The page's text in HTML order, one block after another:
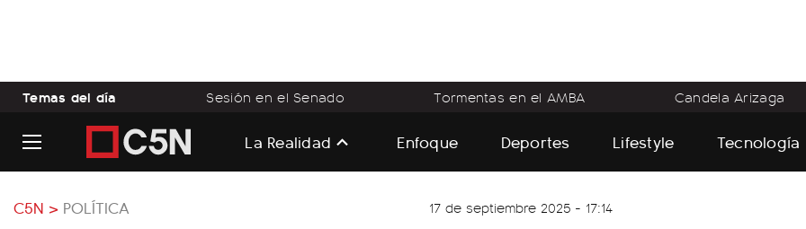
Temas del día Sesión en el Senado Tormentas en el AMBA Candela Arizaga
La Realidad Enfoque Deportes Lifestyle Tecnología
C5N > POLÍTICA 17 de septiembre 2025 - 17:14